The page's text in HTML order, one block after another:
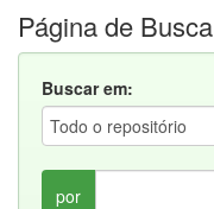
Página de Busca
Buscar em:
por